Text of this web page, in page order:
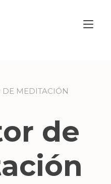
MEDITACIÓN
de